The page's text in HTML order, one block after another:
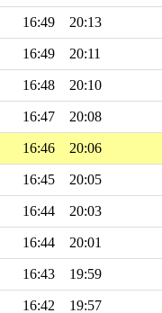
16:49 20:13
16:49 20:11
16:48 20:10
16:47 20:08
16:46 20:06
16:45 20:05
16:44 20:03
16:44 20:01
16:43 19:59
16:42 19:57